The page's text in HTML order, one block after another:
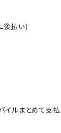
後払い)
イルまとめて支